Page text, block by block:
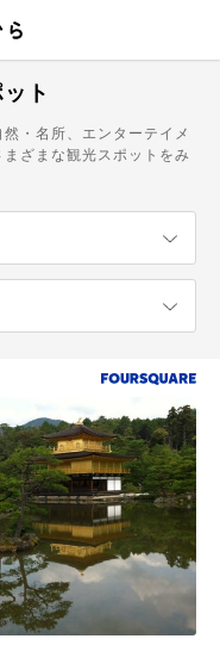
ト
・名所、エンターテイメ
ざまな観光スポットをみ